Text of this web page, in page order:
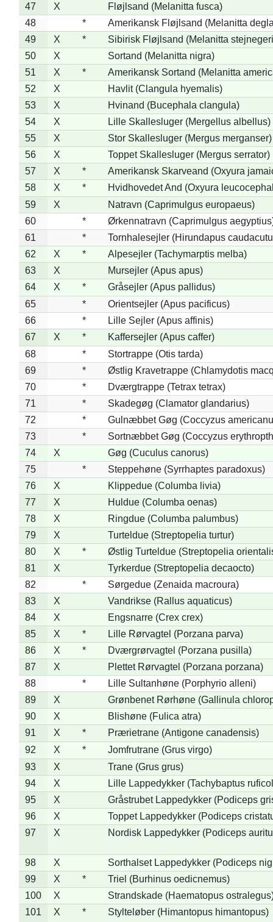
47 X
Fløjlsand (Melanitta fusca)
48
*
Amerikansk Fløjlsand (Melanitta
49
X *
Sibirisk Fløjlsand (Melanitta
50
X
Sortand (Melanitta nigra)
51
X *
Amerikansk Sortand (Melanitta
52
X
Havlit (Clangula hyemalis)
53
X
Hvinand (Bucephala clangula)
54
X
Lille Skallesluger (Mergellus albellus)
55
X
Stor Skallesluger (Mergus merganser)
56
X
Toppet Skallesluger (Mergus serrator)
57
X *
Amerikansk Skarveand (Oxyura
58
X *
Hvidhovedet And (Oxyura
59
X
Natravn (Caprimulgus europaeus)
60
*
Ørkennatravn (Caprimulgus
61
*
Tornhalesejler (Hirundapus
62
X *
Alpesejler (Tachymarptis melba)
63
X
Mursejler (Apus apus)
64
X *
Gråsejler (Apus pallidus)
65
*
Orientsejler (Apus pacificus)
66
*
Lille Sejler (Apus affinis)
67
X *
Kaffersejler (Apus caffer)
68
*
Stortrappe (Otis tarda)
69
*
Østlig Kravetrappe (Chlamydotis
70
*
Dværgtrappe (Tetrax tetrax)
71
*
Skadegøg (Clamator glandarius)
72
*
Gulnæbbet Gøg (Coccyzus
73
*
Sortnæbbet Gøg (Coccyzus
74
X
Gøg (Cuculus canorus)
75
*
Steppehøne (Syrrhaptes paradoxus)
76
X
Klippedue (Columba livia)
77
X
Huldue (Columba oenas)
78
X
Ringdue (Columba palumbus)
79
X
Turteldue (Streptopelia turtur)
80
X *
Østlig Turteldue (Streptopelia
81
X
Tyrkerdue (Streptopelia decaocto)
82
*
Sørgedue (Zenaida macroura)
83
X
Vandrikse (Rallus aquaticus)
84
X
Engsnarre (Crex crex)
85
X *
Lille Rørvagtel (Porzana parva)
86
X *
Dværgrørvagtel (Porzana pusilla)
87
X
Plettet Rørvagtel (Porzana porzana)
88
*
Lille Sultanhøne (Porphyrio alleni)
89
X
Grønbenet Rørhøne (Gallinula
90
X
Blishøne (Fulica atra)
91
X *
Prærietrane (Antigone canadensis)
92
X *
Jomfrutrane (Grus virgo)
93
X
Trane (Grus grus)
94
X
Lille Lappedykker (Tachybaptus
95
X
Gråstrubet Lappedykker (Podiceps
96
X
Toppet Lappedykker (Podiceps
97
X Nordisk Lappedykker (Podiceps
98 X
Sorthalset Lappedykker (Podiceps
99
X *
Triel (Burhinus oedicnemus)
100
X
Strandskade (Haematopus
101
X * Stylteløber (Himantopus himantopus)